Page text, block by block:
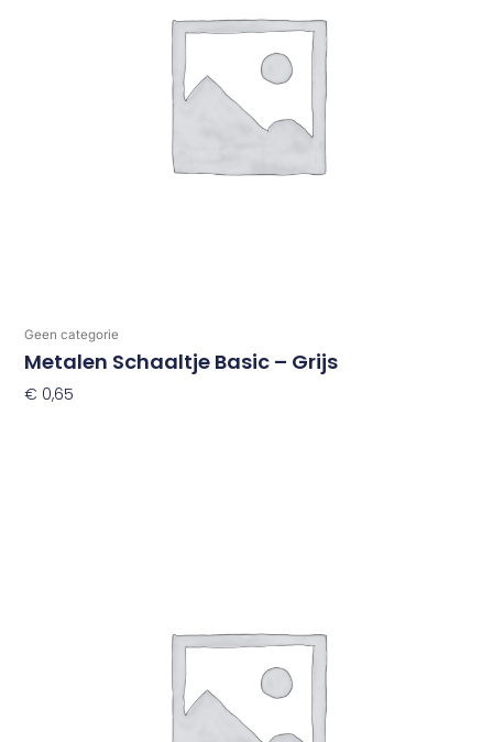
Geen categorie
Metalen Schaaltje Basic – Grijs
€ 0,65